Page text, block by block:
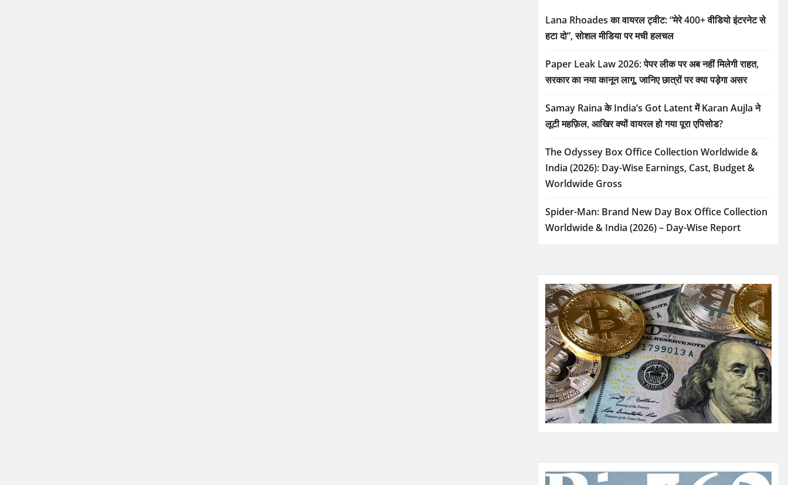
Lana Rhoades का वायरल ट्वीट: “मेरे 400+ वीडियो इंटरनेट से
हटा दो”, सोशल मीडिया पर मची हलचल
Paper Leak Law 2026: पेपर लीक पर अब नहीं मिलेगी राहत,
सरकार का नया कानून लागू, जानिए छात्रों पर क्या पड़ेगा असर
Samay Raina के India’s Got Latent में Karan Aujla ने
लूटी महफ़िल, आखिर क्यों वायरल हो गया पूरा एपिसोड?
The Odyssey Box Office Collection Worldwide &
India (2026): Day-Wise Earnings, Cast, Budget &
Worldwide Gross
Spider-Man: Brand New Day Box Office Collection
Worldwide & India (2026) – Day-Wise Report